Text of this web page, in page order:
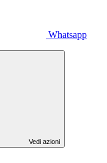
Whatsapp
Vedi azioni